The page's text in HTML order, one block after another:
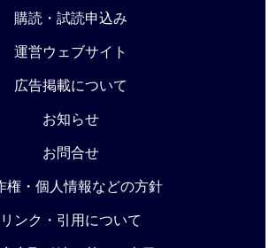
購読・試読申込み
運営ウェブサイト
広告掲載について
お知らせ
お問合せ
権・個人情報などの方針
リンク・引用について